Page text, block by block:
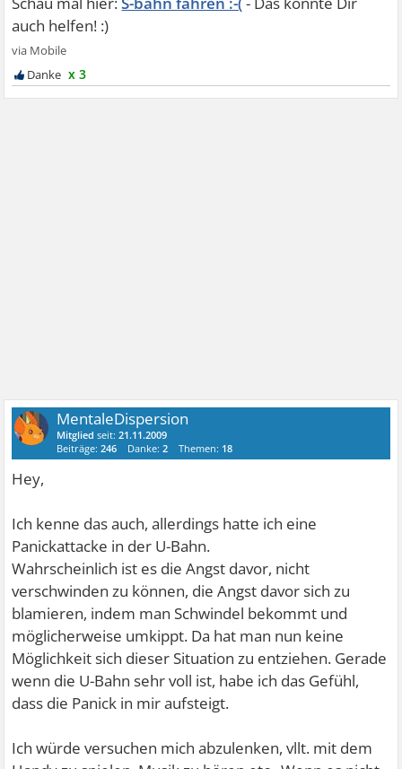
x 3
MentaleDispersion
Mitglied seit:21.11.2009
Beiträge:246 Danke:2 Themen: 18
Hey,
Ich kenne das auch, allerdings hatte ich eine
Panickattacke in der U-Bahn.
Wahrscheinlich ist es die Angst davor, nicht
verschwinden zu können, die Angst davor sich zu
blamieren, indem man Schwindel bekommt und
möglicherweise umkippt. Da hat man nun keine
Möglichkeit sich dieser Situation zu entziehen. Gerade
wenn die U-Bahn sehr voll ist, habe ich das Gefühl,
dass die Panick in mir aufsteigt.
Ich würde versuchen mich abzulenken, vllt. mit dem